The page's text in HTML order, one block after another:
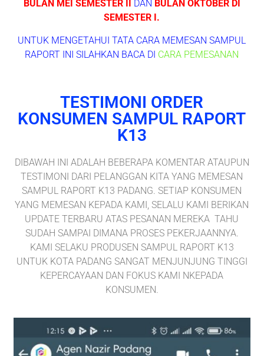
BULAN MEI SEMESTER II DAN BULAN OKTOBER DI
SEMESTER I.
UNTUK MENGETAHUI TATA CARA MEMESAN SAMPUL
RAPORT INI SILAHKAN BACA DI CARA PEMESANAN
TESTIMONI ORDER
KONSUMEN SAMPUL RAPORT
K13
DIBAWAH INI ADALAH BEBERAPA KOMENTAR ATAUPUN
TESTIMONI DARI PELANGGAN KITA YANG MEMESAN
SAMPUL RAPORT K13 PADANG. SETIAP KONSUMEN
YANG MEMESAN KEPADA KAMI, SELALU KAMI BERIKAN
UPDATE TERBARU ATAS PESANAN MEREKA TAHU
SUDAH SAMPAI DIMANA PROSES PEKERJAANNYA.
KAMI SELAKU PRODUSEN SAMPUL RAPORT K13
UNTUK KOTA PADANG SANGAT MENJUNJUNG TINGGI
KEPERCAYAAN DAN FOKUS KAMI NKEPADA
KONSUMEN.